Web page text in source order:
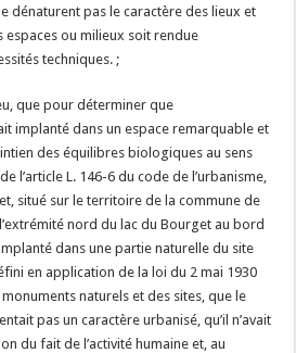
dénaturent pas le caractère des lieux et
espaces ou milieux soit rendue
techniques. ;
que pour déterminer que
implanté dans un espace remarquable et
des équilibres biologiques au sens
l’article L. 146-6 du code de l’urbanisme,
situé sur le territoire de la commune de
nord du lac du Bourget au bord
dans une partie naturelle du site
en application de la loi du 2 mai 1930
naturels et des sites, que le
pas un caractère urbanisé, qu’il n’avait
du fait de l’activité humaine et, au